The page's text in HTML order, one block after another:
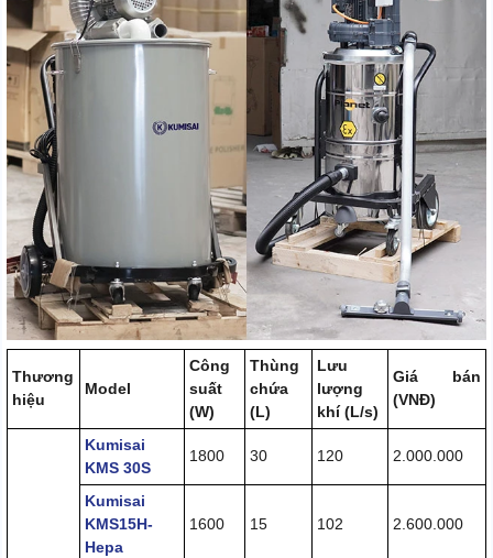
Thương
hiệu
Model
Công
suất
(W)
Thùng
chứa
(L)
Lưu
lượng
khí (L/s)
Giá bán
(VNĐ)
Kumisai
KMS 30S
1800 30 120 2.000.000
Kumisai
KMS15H-
Hepa
1600 15 102 2.600.000